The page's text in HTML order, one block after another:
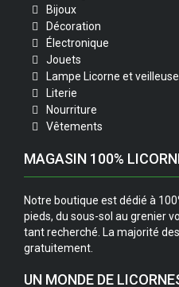
Bijoux
Décoration
Électronique
Jouets
Lampe Licorne et veilleuse
Literie
Nourriture
Vêtements
MAGASIN 100%
Notre boutique est dédié à
pieds, du sous-sol au grenier
tant recherché. La majorité
gratuitement.
UN MONDE DE